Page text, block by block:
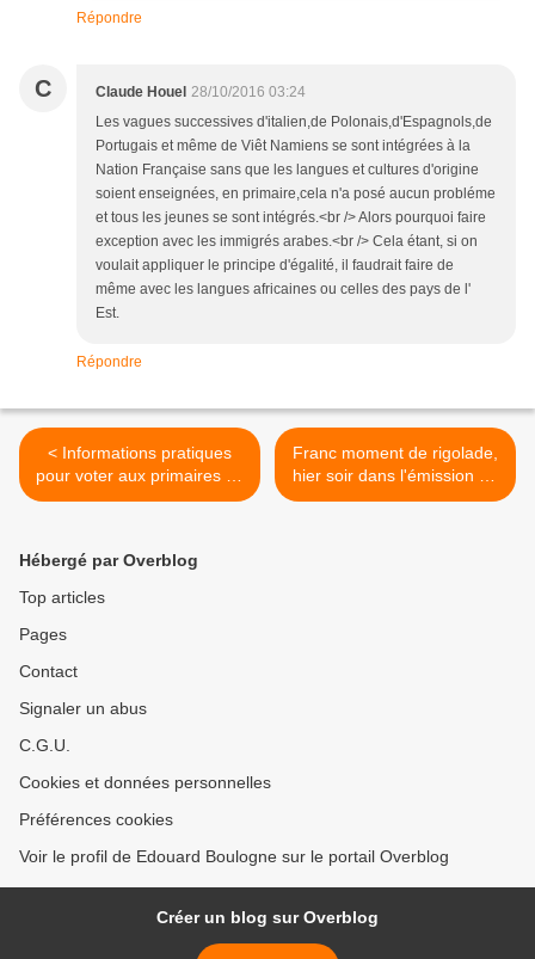
Répondre
C Claude Houel 28/10/2016 03:24
Les vagues successives d'italien,de Polonais,d'Espagnols,de
Portugais et même de Viêt Namiens se sont intégrées à la
Nation Française sans que les langues et cultures d'origine
soient enseignées, en primaire,cela n'a posé aucun probléme
et tous les jeunes se sont intégrés.<br /> Alors pourquoi faire
exception avec les immigrés arabes.<br /> Cela étant, si on
voulait appliquer le principe d'égalité, il faudrait faire de
même avec les langues africaines ou celles des pays de l'
Est.
Répondre
< Informations pratiques
pour voter aux primaires de
la droite.
Franc moment de rigolade,
hier soir dans l'émission de
Fillon, sur France II. >
Hébergé par Overblog
Top articles
Pages
Contact
Signaler un abus
C.G.U.
Cookies et données personnelles
Préférences cookies
Voir le profil de Edouard Boulogne sur le portail Overblog
Créer un blog sur Overblog